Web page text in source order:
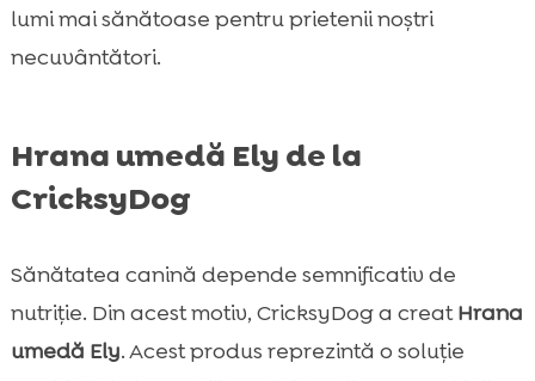
lumi mai sănătoase pentru prietenii noștri
necuvântători.
Hrana umedă Ely de la
CricksyDog
Sănătatea canină depende semnificativ de
nutriție. Din acest motiv, CricksyDog a creatHrana
umedă Ely. Acest produs reprezintă o soluție